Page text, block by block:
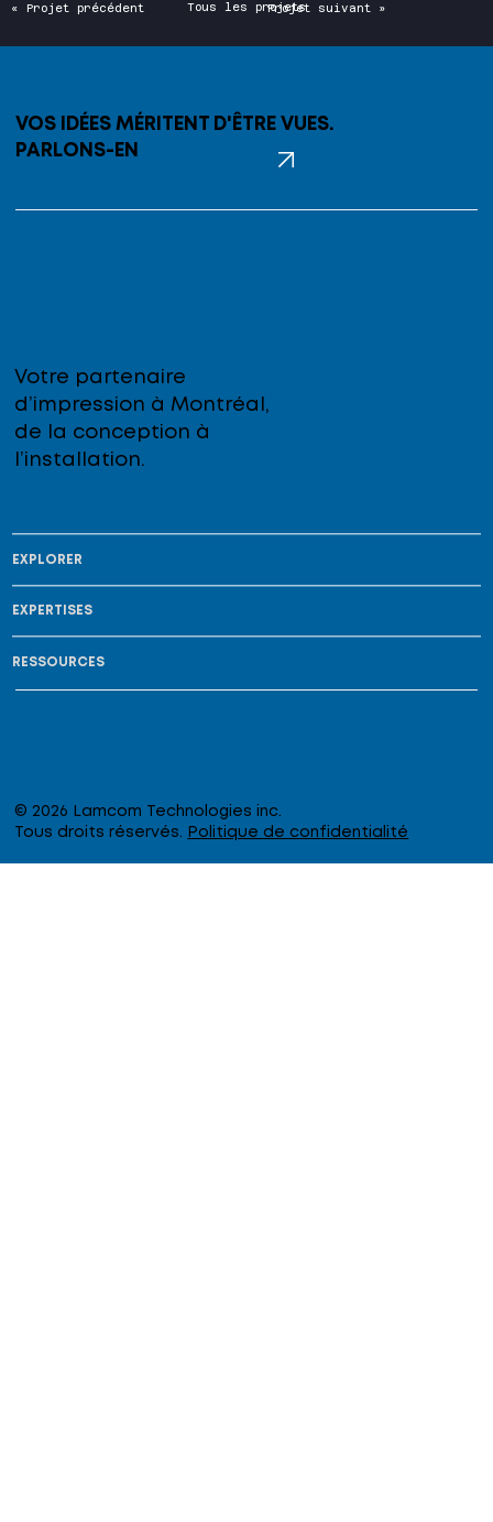
« Projet précédent Tous les projetsProjet suivant »
© 2026 Lamcom Technologies inc.
Tous droits réservés.
Politique de confidentialité
EXPLORER
EXPERTISES
RESSOURCES
Votre partenaire
d’impression à Montréal,
de la conception à
l’installation.
VOS IDÉES MÉRITENT D'ÊTRE VUES.
PARLONS-EN